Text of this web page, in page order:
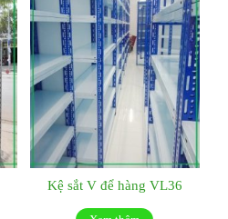
Kệ sắt V để hàng VL36